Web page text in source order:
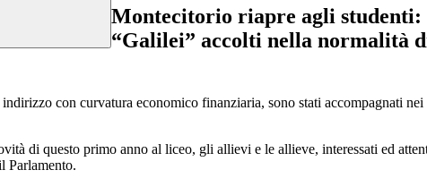
Montecitorio riapre agli
“Galilei” accolti nella normalità
con curvatura economico finanziaria, sono stati accompagnati
di questo primo anno al liceo, gli allievi e le allieve, interessati ed
Parlamento.